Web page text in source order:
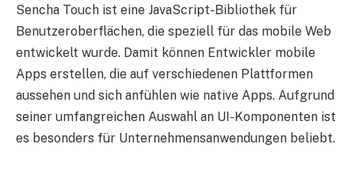
Sencha Touch ist eine JavaScript-Bibliothek für
Benutzeroberflächen, die speziell für das mobile Web
entwickelt wurde. Damit können Entwickler mobile
Apps erstellen, die auf verschiedenen Plattformen
aussehen und sich anfühlen wie native Apps. Aufgrund
seiner umfangreichen Auswahl an UI-Komponenten ist
es besonders für Unternehmensanwendungen beliebt.